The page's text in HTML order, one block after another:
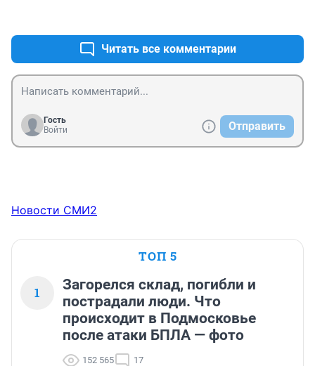
Читать все комментарии
Гость
Войти
Отправить
Новости СМИ2
ТОП 5
1
Загорелся склад, погибли и
пострадали люди. Что
происходит в Подмосковье
после атаки БПЛА — фото
152 565 17